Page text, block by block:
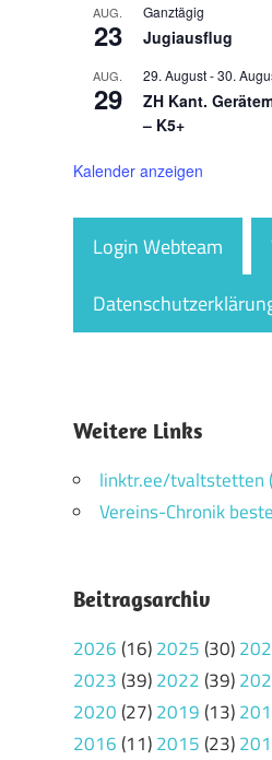
AUG.
23
Ganztägig
Jugiausflug
AUG.
29
29. August-30.
ZH Kant.
– K5+
Kalender anzeigen
Login Webteam
Weitere Links
linktr.ee/tvaltstetten
Vereins-Chronik
Beitragsarchiv
2026(16)2025(30)
2023(39)2022(39)
2020(27)2019(13)
2016(11)2015(23)